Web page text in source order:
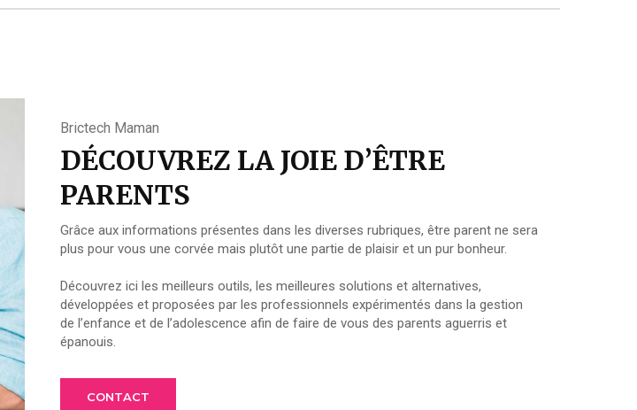
Brictech Maman
DÉCOUVREZ LA JOIE D’ÊTRE
PARENTS
Grâce aux informations présentes dans les diverses rubriques, être parent ne sera
plus pour vous une corvée mais plutôt une partie de plaisir et un pur bonheur.
Découvrez ici les meilleurs outils, les meilleures solutions et alternatives,
développées et proposées par les professionnels expérimentés dans la gestion
de l’enfance et de l’adolescence afin de faire de vous des parents aguerris et
épanouis.
CONTACT